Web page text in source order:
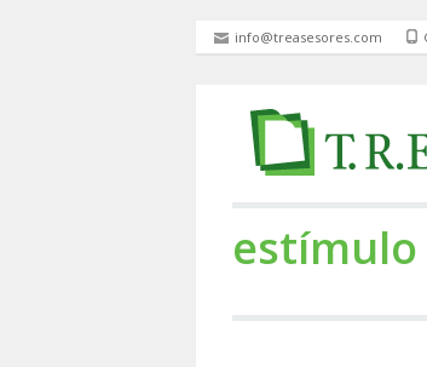
info@treasesores.com